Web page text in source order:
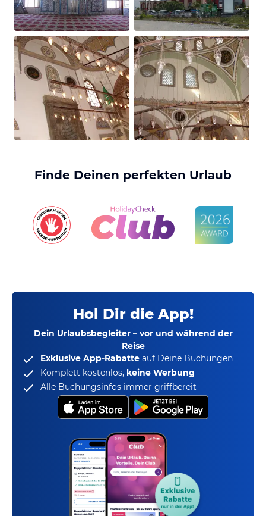
Finde Deinen perfekten Urlaub
Hol Dir die App!
Dein Urlaubsbegleiter – vor und während der
Reise
Exklusive App-Rabatte auf Deine Buchungen
Komplett kostenlos, keine Werbung
Alle Buchungsinfos immer griffbereit